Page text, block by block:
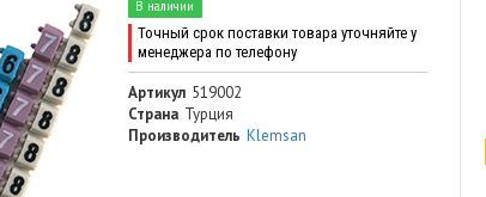
В наличии
Точный срок поставки товара уточняйте у
менеджера по телефону
Артикул 519002
Страна Турция
Производитель Klemsan